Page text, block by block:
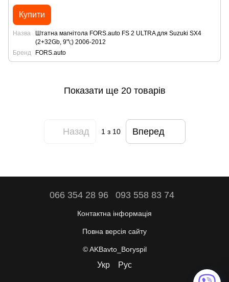
Купити
Назва
Штатна магнітола FORS.auto FS 2 ULTRA для Suzuki SX4
(2+32Gb, 9"\;) 2006-2012
Бренд
FORS.auto
Показати ще 20 товарів
Назад 1 з 10 Вперед
066 354 28 96 093 558 83 74
Контактна інформація
Повна версія сайту
© AKBavto_Boryspil
Укр Рус